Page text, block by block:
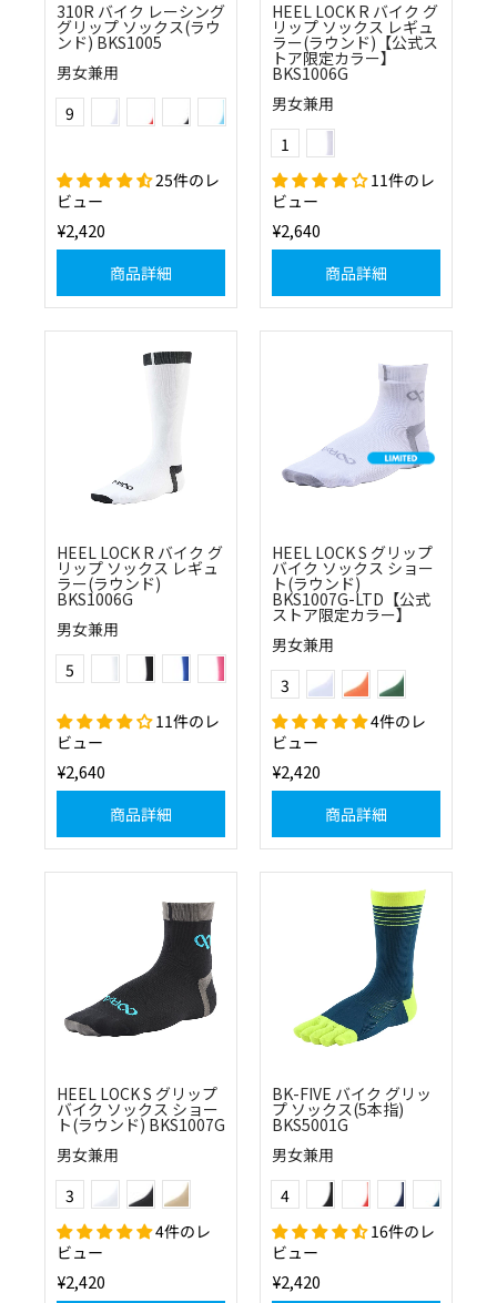
310R バイク レーシング
グリップ ソックス(ラウ
ンド) BKS1005
男女兼用
Color
9
(25)ネイビー(41)ベリーピンク
(51)フラッシュイエロー
(57)フラッシュオレンジ
(60)グリーン
25件のレ
ビュー
¥2,420
商品詳細
HEEL LOCK R バイク グ
リップ ソックス レギュ
ラー(ラウンド)【公式ス
トア限定カラー】
BKS1006G
男女兼用
Color
1
11件のレ
ビュー
¥2,640
商品詳細
HEEL LOCK R バイク グ
リップ ソックス レギュ
ラー(ラウンド)
BKS1006G
男女兼用
Color
5
(41)ローズピンク
(51)フラッシュイエロー
11件のレ
ビュー
¥2,640
商品詳細
HEEL LOCK S グリップ
バイク ソックス ショー
ト(ラウンド)
BKS1007G-LTD【公式
ストア限定カラー】
男女兼用
Color
3
4件のレ
ビュー
¥2,420
商品詳細
HEEL LOCK S グリップ
バイク ソックス ショー
ト(ラウンド) BKS1007G
男女兼用
Color
3
4件のレ
ビュー
¥2,420
BK-FIVE バイク グリッ
プ ソックス(5本指)
BKS5001G
男女兼用
Color
4
16件のレ
ビュー
¥2,420